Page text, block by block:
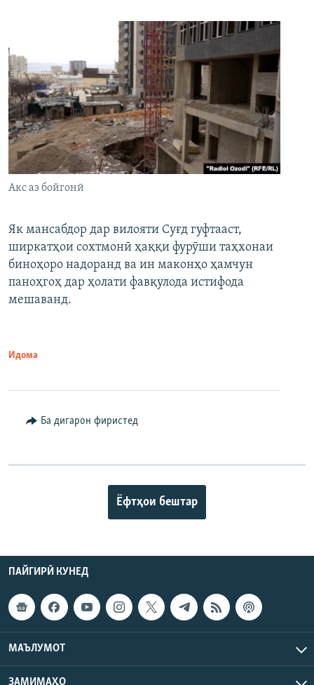
Акс аз бойгонӣ
Як мансабдор дар вилояти Суғд гуфтааст,
ширкатҳои сохтмонӣ ҳаққи фурӯши таҳхонаи
биноҳоро надоранд ва ин маконҳо ҳамчун
паноҳгоҳ дар ҳолати фавқулода истифода
мешаванд.
Идома
Ба дигарон фиристед
Ёфтҳои бештар
ПАЙГИРӢ КУНЕД
МАЪЛУМОТ
ЗАМИМАҲО